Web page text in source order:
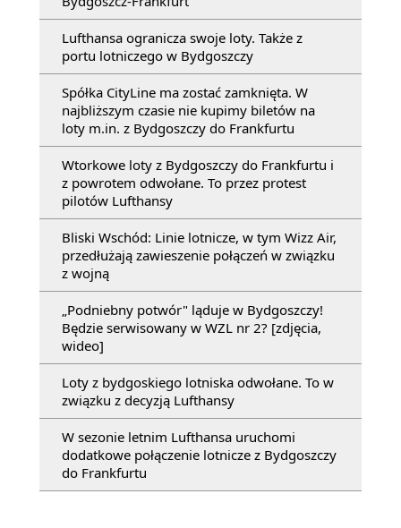
Lufthansa ogranicza swoje loty. Także z
portu lotniczego w Bydgoszczy
Spółka CityLine ma zostać zamknięta. W
najbliższym czasie nie kupimy biletów na
loty m.in. z Bydgoszczy do Frankfurtu
Wtorkowe loty z Bydgoszczy do Frankfurtu i
z powrotem odwołane. To przez protest
pilotów Lufthansy
Bliski Wschód: Linie lotnicze, w tym Wizz Air,
przedłużają zawieszenie połączeń w związku
z wojną
„Podniebny potwór" ląduje w Bydgoszczy!
Będzie serwisowany w WZL nr 2? [zdjęcia,
wideo]
Loty z bydgoskiego lotniska odwołane. To w
związku z decyzją Lufthansy
W sezonie letnim Lufthansa uruchomi
dodatkowe połączenie lotnicze z Bydgoszczy
do Frankfurtu